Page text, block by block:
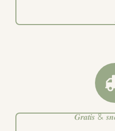
𝑮𝒓𝒂𝒕𝒊𝒔 &